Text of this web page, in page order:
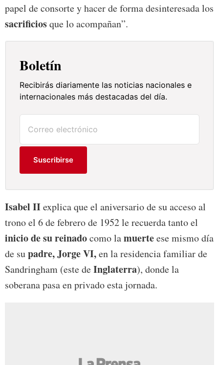
papel de consorte y hacer de forma desinteresada los
sacrificiosque lo acompañan”.
Boletín
Recibirás diariamente las noticias nacionales e
internacionales más destacadas del día.
Suscribirse
Isabel IIexplica que el aniversario de su acceso al
trono el 6 de febrero de 1952 le recuerda tanto el
inicio de su reinadocomo lamuerteese mismo día
de supadre, Jorge VI,en la residencia familiar de
Sandringham (este deInglaterra), donde la
soberana pasa en privado esta jornada.